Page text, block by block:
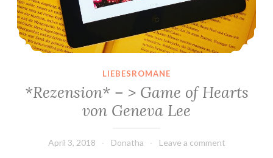
LIEBESROMANE
*Rezension* – > Game of Hearts
von Geneva Lee
April 3, 2018 Donatha Leave a comment